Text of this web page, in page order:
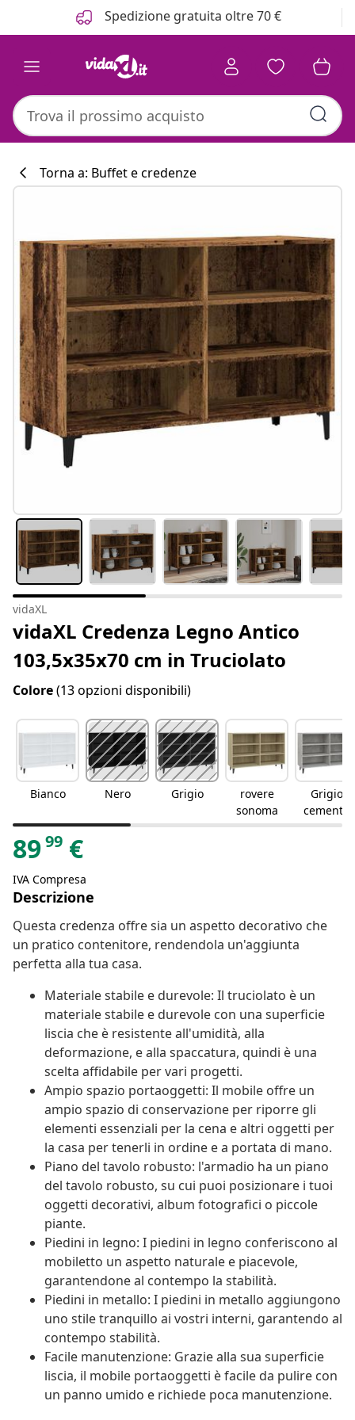
Spedizione gratuita oltre 70 €
Torna a: Buffet e credenze
vidaXL
vidaXL Credenza Legno Antico
103,5x35x70 cm in Truciolato
Colore(13 opzioni disponibili)
Bianco Nero Grigio
rovere
sonoma
Grigio
cemento
8999 €
IVA Compresa
Descrizione
Questa credenza offre sia un aspetto decorativo che
un pratico contenitore, rendendola un'aggiunta
perfetta alla tua casa.
Materiale stabile e durevole: Il truciolato è un
materiale stabile e durevole con una superficie
liscia che è resistente all'umidità, alla
deformazione, e alla spaccatura, quindi è una
scelta affidabile per vari progetti.
Ampio spazio portaoggetti: Il mobile offre un
ampio spazio di conservazione per riporre gli
elementi essenziali per la cena e altri oggetti per
la casa per tenerli in ordine e a portata di mano.
Piano del tavolo robusto: l'armadio ha un piano
del tavolo robusto, su cui puoi posizionare i tuoi
oggetti decorativi, album fotografici o piccole
piante.
Piedini in legno: I piedini in legno conferiscono al
mobiletto un aspetto naturale e piacevole,
garantendone al contempo la stabilità.
Piedini in metallo: I piedini in metallo aggiungono
uno stile tranquillo ai vostri interni, garantendo al
contempo stabilità.
Facile manutenzione: Grazie alla sua superficie
liscia, il mobile portaoggetti è facile da pulire con
un panno umido e richiede poca manutenzione.